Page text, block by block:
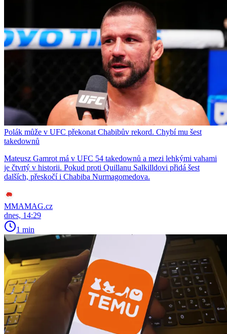
Polák může v UFC překonat Chabibův rekord. Chybí mu šest
takedownů
Mateusz Gamrot má v UFC 54 takedownů a mezi lehkými vahami
je čtvrtý v historii. Pokud proti Quillanu Salkilldovi přidá šest
dalších, přeskočí i Chabiba Nurmagomedova.
MMAMAG.cz
dnes, 14:29
1 min